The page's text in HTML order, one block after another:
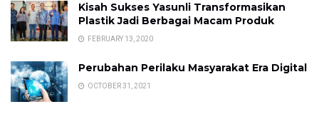
Kisah Sukses Yasunli Transformasikan
Plastik Jadi Berbagai Macam Produk
FEBRUARY 13, 2020
Perubahan Perilaku Masyarakat Era Digital
OCTOBER 31, 2021